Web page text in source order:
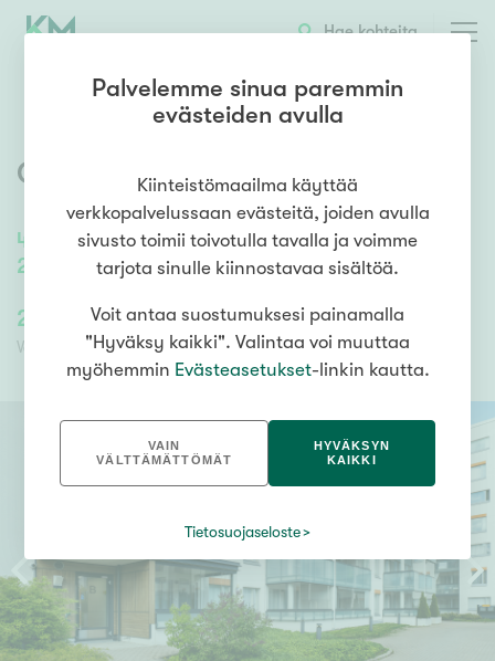
Hae kohteita
48 /48m²
2h+k+kph+vh+lasitettu parveke
Orvokkikuja 3,Tikkurila,
224 000,00 €
Velaton hinta
101 440,25 €
Myyntihinta
Palvelemme sinua paremmin
evästeiden avulla
Kiinteistömaailma käyttää
verkkopalvelussaan evästeitä, joiden avulla
sivusto toimii toivotulla tavalla ja voimme
tarjota sinulle kiinnostavaa sisältöä.
Voit antaa suostumuksesi painamalla
"Hyväksy kaikki". Valintaa voi muuttaa
myöhemmin Evästeasetukset-linkin kautta.
VAIN
VÄLTTÄMÄTTÖMÄT
HYVÄKSYN
KAIKKI
Tietosuojaseloste